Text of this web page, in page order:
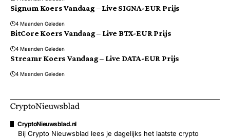
Signum Koers Vandaag – Live SIGNA-EUR Prijs
4 Maanden Geleden
BitCore Koers Vandaag – Live BTX-EUR Prijs
4 Maanden Geleden
Streamr Koers Vandaag – Live DATA-EUR Prijs
4 Maanden Geleden
CryptoNieuwsblad.nl
Bij Crypto Nieuwsblad lees je dagelijks het laatste crypto